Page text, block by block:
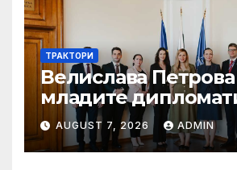
ТРАКТОРИ
Велислава
младите
Бъдете смели,
винаги отстоявайте
интересите на
AUGUST 7, 2026 ADMIN